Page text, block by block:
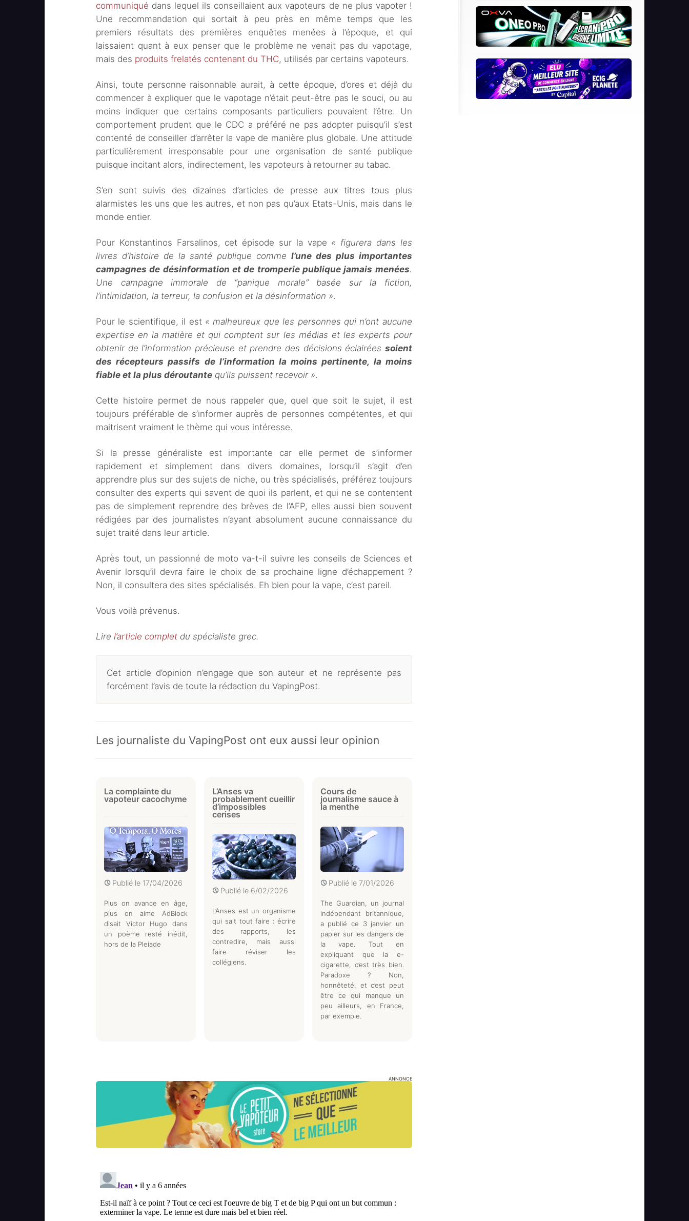
communiqué dans lequel ils conseillaient aux vapoteurs de ne plus vapoter !
Une recommandation qui sortait à peu près en même temps que les
premiers résultats des premières enquêtes menées à l’époque, et qui
laissaient quant à eux penser que le problème ne venait pas du vapotage,
mais des produits frelatés contenant du THC, utilisés par certains vapoteurs.
Ainsi, toute personne raisonnable aurait, à cette époque, d’ores et déjà du
commencer à expliquer que le vapotage n’était peut-être pas le souci, ou au
moins indiquer que certains composants particuliers pouvaient l’être. Un
comportement prudent que le CDC a préféré ne pas adopter puisqu’il s’est
contenté de conseiller d’arrêter la vape de manière plus globale. Une attitude
particulièrement irresponsable pour une organisation de santé publique
puisque incitant alors, indirectement, les vapoteurs à retourner au tabac.
S’en sont suivis des dizaines d’articles de presse aux titres tous plus
alarmistes les uns que les autres, et non pas qu’aux Etats-Unis, mais dans le
monde entier.
Pour Konstantinos Farsalinos, cet épisode sur la vape « figurera dans les
livres d’histoire de la santé publique comme l’une des plus importantes
campagnes de désinformation et de tromperie publique jamais menées.
Une campagne immorale de “panique morale” basée sur la fiction,
l’intimidation, la terreur, la confusion et la désinformation ».
Pour le scientifique, il est « malheureux que les personnes qui n’ont aucune
expertise en la matière et qui comptent sur les médias et les experts pour
obtenir de l’information précieuse et prendre des décisions éclairées soient
des récepteurs passifs de l’information la moins pertinente, la moins
fiable et la plus déroutante qu’ils puissent recevoir ».
Cette histoire permet de nous rappeler que, quel que soit le sujet, il est
toujours préférable de s’informer auprès de personnes compétentes, et qui
maitrisent vraiment le thème qui vous intéresse.
Si la presse généraliste est importante car elle permet de s’informer
rapidement et simplement dans divers domaines, lorsqu’il s’agit d’en
apprendre plus sur des sujets de niche, ou très spécialisés, préférez toujours
consulter des experts qui savent de quoi ils parlent, et qui ne se contentent
pas de simplement reprendre des brèves de l’AFP, elles aussi bien souvent
rédigées par des journalistes n’ayant absolument aucune connaissance du
sujet traité dans leur article.
Après tout, un passionné de moto va-t-il suivre les conseils de Sciences et
Avenir lorsqu’il devra faire le choix de sa prochaine ligne d’échappement ?
Non, il consultera des sites spécialisés. Eh bien pour la vape, c’est pareil.
Vous voilà prévenus.
Lire l’article complet du spécialiste grec.
Cet article d’opinion n’engage que son auteur et ne représente pas
forcément l’avis de toute la rédaction du VapingPost.
Les journaliste du VapingPost ont eux aussi leur opinion
La complainte du
vapoteur cacochyme
Publié le 17/04/2026
Plus on avance en âge,
plus on aime AdBlock
disait Victor Hugo dans
un poème resté inédit,
hors de la Pleiade
L’Anses va
probablement cueillir
d’impossibles
cerises
Publié le 6/02/2026
L’Anses est un organisme
qui sait tout faire : écrire
des rapports, les
contredire, mais aussi
faire réviser les
collégiens.
Cours de
journalisme sauce à
la menthe
Publié le 7/01/2026
The Guardian, un journal
indépendant britannique,
a publié ce 3 janvier un
papier sur les dangers de
la vape. Tout en
expliquant que la e-
cigarette, c’est très bien.
Paradoxe ? Non,
honnêteté, et c’est peut
être ce qui manque un
peu ailleurs, en France,
par exemple.
ANNONCE